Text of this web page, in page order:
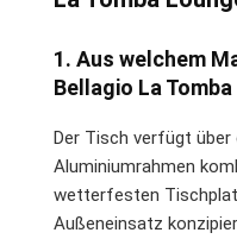
1. Aus welchem
Bellagio La
Der Tisch verfügt über
Aluminiumrahmen
wetterfesten
Außeneinsatz